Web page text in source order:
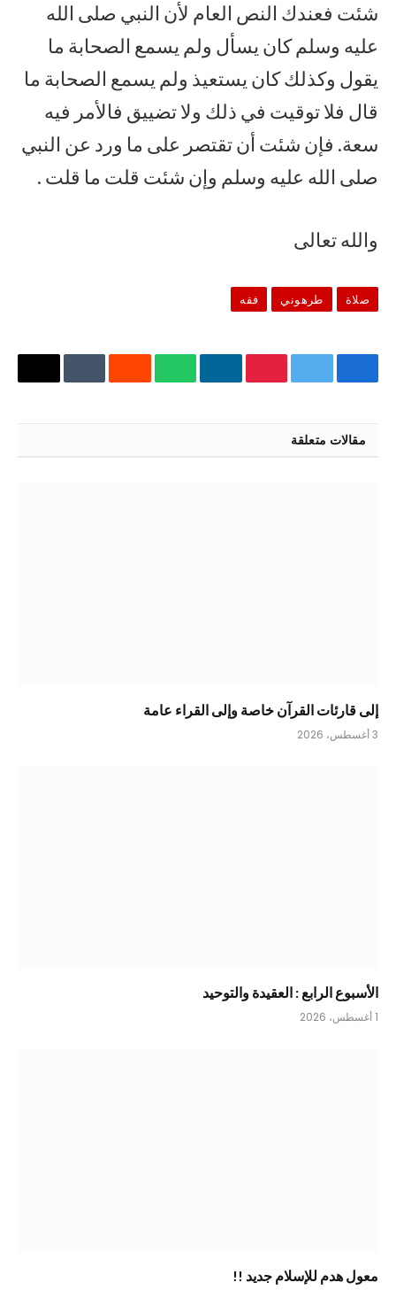
شئت فعندك النص العام لأن النبي صلى الله
عليه وسلم كان يسأل ولم يسمع الصحابة ما
يقول وكذلك كان يستعيذ ولم يسمع الصحابة ما
قال فلا توقيت في ذلك ولا تضييق فالأمر فيه
سعة. فإن شئت أن تقتصر على ما ورد عن النبي
صلى الله عليه وسلم وإن شئت قلت ما قلت .
والله تعالى
صلاة طرهوني فقه
فيسبوكتويتر بينتيريستلينكدإنواتسابرديت Tumblrالبريد
مقالات متعلقة
إلى قارئات القرآن خاصة وإلى القراء عامة
3 أغسطس، 2026
الأسبوع الرابع : العقيدة والتوحيد
1 أغسطس، 2026
معول هدم للإسلام جديد !!